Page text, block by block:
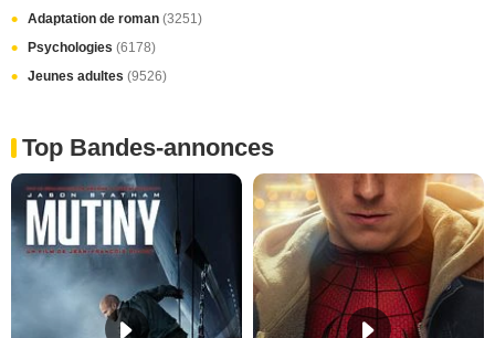
Adaptation de roman (3251)
Psychologies (6178)
Jeunes adultes (9526)
Top Bandes-annonces